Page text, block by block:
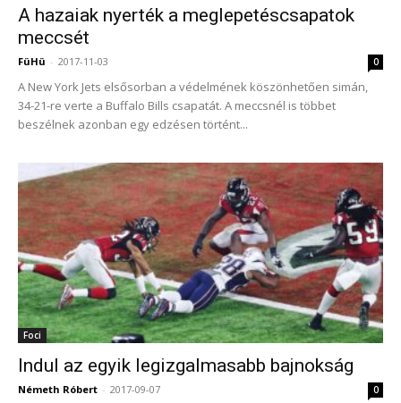
A hazaiak nyerték a meglepetéscsapatok
meccsét
FüHü - 2017-11-03 0
A New York Jets elsősorban a védelmének köszönhetően simán,
34-21-re verte a Buffalo Bills csapatát. A meccsnél is többet
beszélnek azonban egy edzésen történt...
Foci
Indul az egyik legizgalmasabb bajnokság
Németh Róbert - 2017-09-07 0